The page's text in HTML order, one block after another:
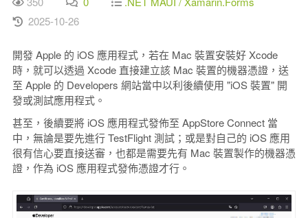
2025-10-26
開發 Apple 的 iOS 應用程式，若在 Mac 裝置安裝好 Xcode
時，就可以透過 Xcode 直接建立該 Mac 裝置的機器憑證，送
至 Apple 的 Developers 網站當中以利後續使用 "iOS 裝置" 開
發或測試應用程式。
甚至，後續要將 iOS 應用程式發佈至 AppStore Connect 當
中，無論是要先進行 TestFlight 測試；或是對自己的 iOS 應用
很有信心要直接送審，也都是需要先有 Mac 裝置製作的機器憑
證，作為 iOS 應用程式發佈憑證才行。